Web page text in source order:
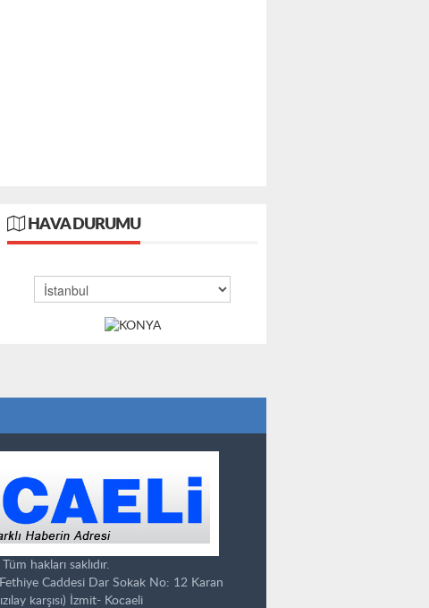
HAVA DURUMU
hakları saklıdır.
Caddesi Dar Sokak No: 12 Karan
karşısı) İzmit- Kocaeli